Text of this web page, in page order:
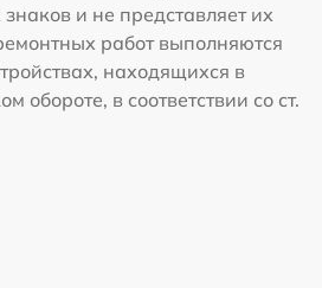
и не представляет их
работ выполняются
находящихся в
обороте, в соответствии со ст.